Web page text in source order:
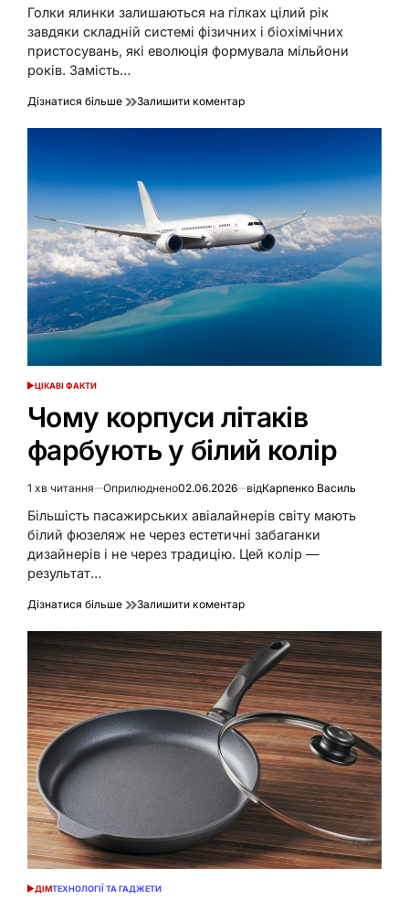
час
Голки ялинки залишаються на гілках цілий рік
завдяки складній системі фізичних і біохімічних
пристосувань, які еволюція формувала мільйони
років. Замість…
Дізнатися більше Залишити коментардо
голок
навіть
у
найлютіші
морози
ОПУБЛІКУВАТИ
ЦІКАВІ ФАКТИ
Чому корпуси літаків
фарбують у білий колір
Орієнтовний
час
читання
1 хв читання Оприлюднено02.06.2026 відКарпенко Василь
Більшість пасажирських авіалайнерів світу мають
білий фюзеляж не через естетичні забаганки
дизайнерів і не через традицію. Цей колір —
результат…
Дізнатися більше Залишити коментардо
корпуси
літаків
фарбують
у
білий
колір
ОПУБЛІКУВАТИ
ДІМТЕХНОЛОГІЇ ТА ГАДЖЕТИ